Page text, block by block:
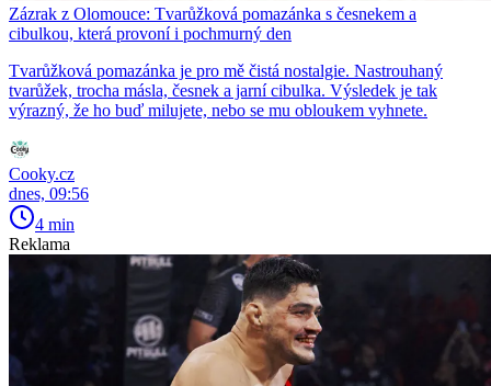
Zázrak z Olomouce: Tvarůžková pomazánka s česnekem a
cibulkou, která provoní i pochmurný den
Tvarůžková pomazánka je pro mě čistá nostalgie. Nastrouhaný
tvarůžek, trocha másla, česnek a jarní cibulka. Výsledek je tak
výrazný, že ho buď milujete, nebo se mu obloukem vyhnete.
Cooky.cz
dnes, 09:56
4 min
Reklama